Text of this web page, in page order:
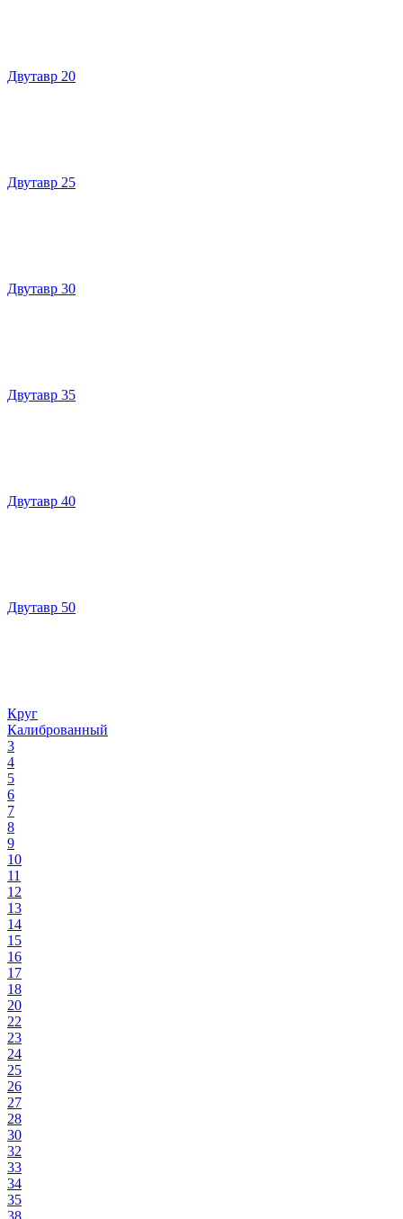
Двутавр 20
Двутавр 25
Двутавр 30
Двутавр 35
Двутавр 40
Двутавр 50
Круг
Калиброванный
3
4
5
6
7
8
9
10
11
12
13
14
15
16
17
18
20
22
23
24
25
26
27
28
30
32
33
34
35
38